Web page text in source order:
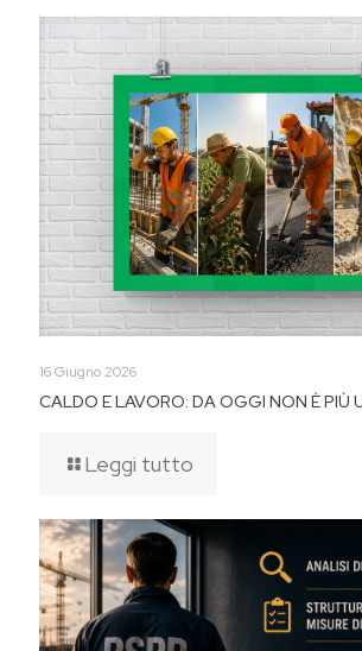
16 Giugno 2026
CALDO E LAVORO: DA OGGI NON È PIÙ
Leggi tutto